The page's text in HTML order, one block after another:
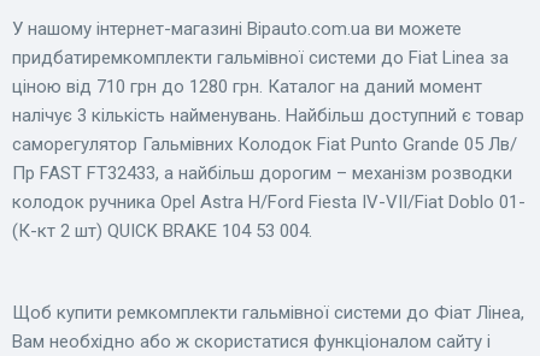
У нашому інтернет-магазині Bіpauto.com.ua ви можете
придбатиремкомплекти гальмівної системи до Fiat Linea за
ціною від 710 грн до 1280 грн. Каталог на даний момент
налічує 3 кількість найменувань. Найбільш доступний є товар
саморегулятор Гальмівних Колодок Fiat Punto Grande 05 Лв/
Пр FAST FT32433, а найбільш дорогим – механізм розводки
колодок ручника Opel Astra H/Ford Fiesta IV-VII/Fiat Doblo 01-
(К-кт 2 шт) QUICK BRAKE 104 53 004.
Щоб купити ремкомплекти гальмівної системи до Фіат Лінеа,
Вам необхідно або ж скористатися функціоналом сайту і